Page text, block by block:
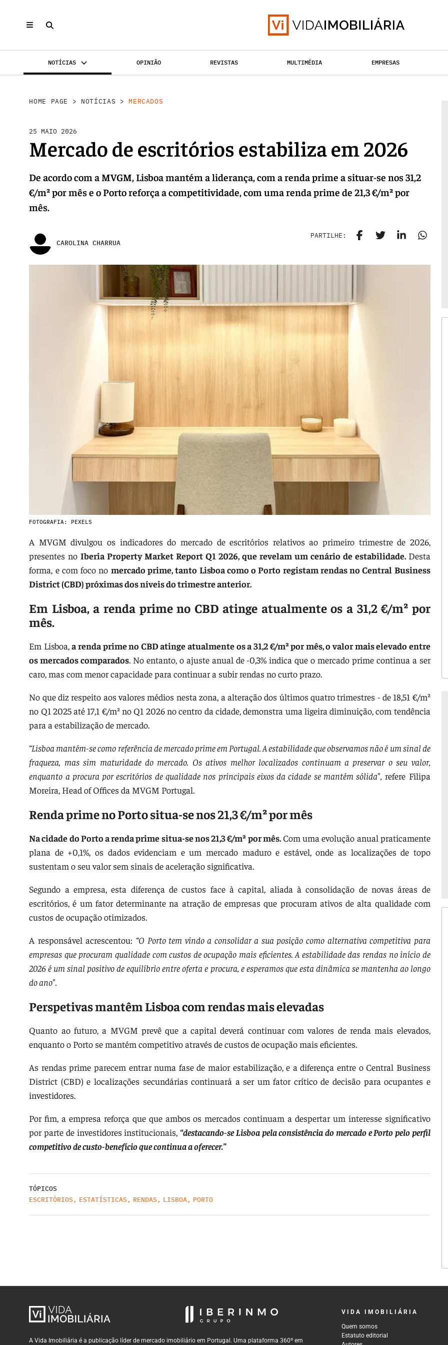
NOTÍCIAS OPINIÃO REVISTAS MULTIMÉDIA EMPRESAS
HOME PAGE > NOTÍCIAS >MERCADOS
25 MAIO 2026
Mercado de escritórios estabiliza em 2026
De acordo com a MVGM, Lisboa mantém a liderança, com a renda prime a situar-se nos 31,2
€/m² por mês e o Porto reforça a competitividade, com uma renda prime de 21,3 €/m² por
mês.
CAROLINA CHARRUA
PARTILHE:
FOTOGRAFIA: PEXELS
A MVGM divulgou os indicadores do mercado de escritórios relativos ao primeiro trimestre de 2026,
presentes noIberia Property Market Report Q1 2026, que revelam um cenário de estabilidade. Desta
forma, e com foco no mercado prime, tanto Lisboa como o Porto registam rendas no Central Business
District (CBD) próximas dos níveis do trimestre anterior.
Em Lisboa, a renda prime no CBD atinge atualmente os a 31,2 €/m² por
mês.
Em Lisboa,a renda prime no CBD atinge atualmente os a 31,2 €/m² por mês, o valor mais elevado entre
os mercados comparados . No entanto, o ajuste anual de -0,3% indica que o mercado prime continua a ser
caro, mas com menor capacidade para continuar a subir rendas no curto prazo.
No que diz respeito aos valores médios nesta zona, a alteração dos últimos quatro trimestres - de 18,51 €/m²
no Q1 2025 até 17,1 €/m² no Q1 2026 no centro da cidade, demonstra uma ligeira diminuição, com tendência
para a estabilização de mercado.
“Lisboa mantém-se como referência de mercado prime em Portugal. A estabilidade que observamos não é um sinal de
fraqueza, mas sim maturidade do mercado. Os ativos melhor localizados continuam a preservar o seu valor,
enquanto a procura por escritórios de qualidade nos principais eixos da cidade se mantém sólida", refere Filipa
Moreira, Head of Offices da MVGM Portugal.
Renda prime no Porto situa-se nos 21,3 €/m² por mês
Na cidade do Porto a renda prime situa-se nos 21,3 €/m² por mês.Com uma evolução anual praticamente
plana de +0,1%, os dados evidenciam e um mercado maduro e estável, onde as localizações de topo
sustentam o seu valor sem sinais de aceleração significativa.
Segundo a empresa, esta diferença de custos face à capital, aliada à consolidação de novas áreas de
escritórios, é um fator determinante na atração de empresas que procuram ativos de alta qualidade com
custos de ocupação otimizados.
A responsável acrescentou: “O Porto tem vindo a consolidar a sua posição como alternativa competitiva para
empresas que procuram qualidade com custos de ocupação mais eficientes. A estabilidade das rendas no início de
2026 é um sinal positivo de equilíbrio entre oferta e procura, e esperamos que esta dinâmica se mantenha ao longo
do ano".
Perspetivas mantêm Lisboa com rendas mais elevadas
Quanto ao futuro, a MVGM prevê que a capital deverá continuar com valores de renda mais elevados,
enquanto o Porto se mantém competitivo através de custos de ocupação mais eficientes.
As rendas prime parecem entrar numa fase de maior estabilização, e a diferença entre o Central Business
District (CBD) e localizações secundárias continuará a ser um fator crítico de decisão para ocupantes e
investidores.
Por fim, a empresa reforça que que ambos os mercados continuam a despertar um interesse significativo
por parte de investidores institucionais, “destacando-se Lisboa pela consistência do mercado e Porto pelo perfil
competitivo de custo-benefício que continua a oferecer.”
TÓPICOS
ESCRITÓRIOS , ESTATÍSTICAS , RENDAS , LISBOA, PORTO
A Vida Imobiliária é a publicação líder de mercado imobiliário em Portugal. Uma plataforma 360º em
VIDA IMOBILIÁRIA
Quem somos
Estatuto editorial